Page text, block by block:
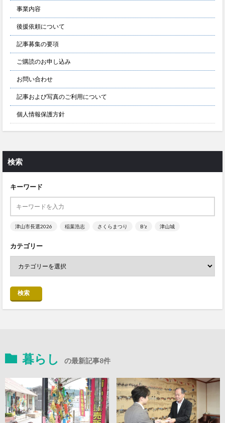
事業内容
後援依頼について
記事募集の要項
ご購読のお申し込み
お問い合わせ
記事および写真のご利用について
個人情報保護方針
検索
キーワード
津山市長選2026 稲葉浩志 さくらまつり B’z 津山城
カテゴリー
検索
暮らし の最新記事8件